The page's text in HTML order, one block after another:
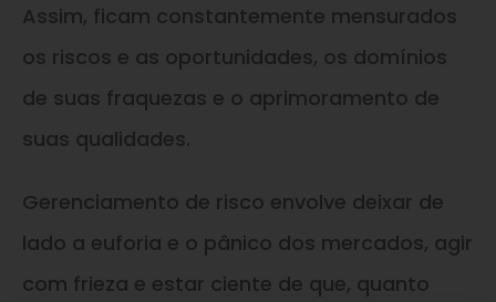
Assim, ficam constantemente mensurados
os riscos e as oportunidades, os domínios
de suas fraquezas e o aprimoramento de
suas qualidades.
Gerenciamento de risco envolve deixar de
lado a euforia e o pânico dos mercados, agir
com frieza e estar ciente de que, quanto